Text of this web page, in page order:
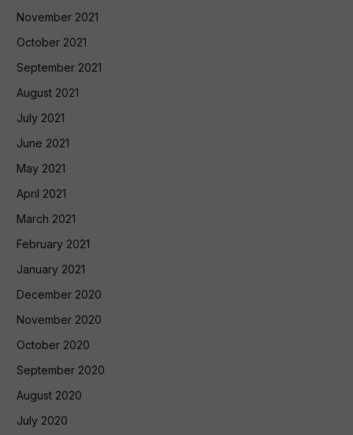
November 2021
October 2021
September 2021
August 2021
July 2021
June 2021
May 2021
April 2021
March 2021
February 2021
January 2021
December 2020
November 2020
October 2020
September 2020
August 2020
July 2020